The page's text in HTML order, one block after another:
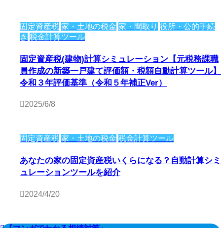
固定資産税 家・土地の税金 家・間取り 役所・公的手続
き 税金計算ツール
固定資産税(建物)計算シミュレーション【元税務課職
員作成の新築一戸建て評価額・税額自動計算ツール】
令和３年評価基準（令和５年補正Ver）
2025/6/8
固定資産税 家・土地の税金 税金計算ツール
あなたの家の固定資産税いくらになる？自動計算シミ
ュレーションツールを紹介
2024/4/20